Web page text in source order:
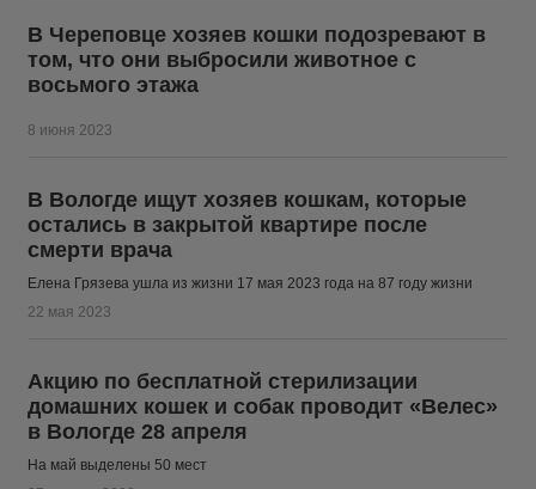
В Череповце хозяев кошки подозревают в
том, что они выбросили животное с
восьмого этажа
8 июня 2023
В Вологде ищут хозяев кошкам, которые
остались в закрытой квартире после
смерти врача
Елена Грязева ушла из жизни 17 мая 2023 года на 87 году жизни
22 мая 2023
Акцию по бесплатной стерилизации
домашних кошек и собак проводит «Велес»
в Вологде 28 апреля
На май выделены 50 мест